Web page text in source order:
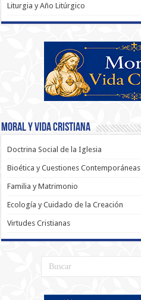
Liturgia y Año Litúrgico
Moral y Vida Cristiana
Doctrina Social de la Iglesia
Bioética y Cuestiones Contemporáneas
Familia y Matrimonio
Ecología y Cuidado de la Creación
Virtudes Cristianas